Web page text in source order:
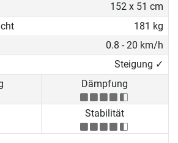
152 x 51 cm
181 kg
0.8 - 20 km/h
Steigung ✓
Dämpfung
Stabilität